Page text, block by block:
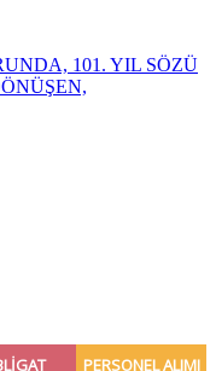
101. YIL SÖZÜ